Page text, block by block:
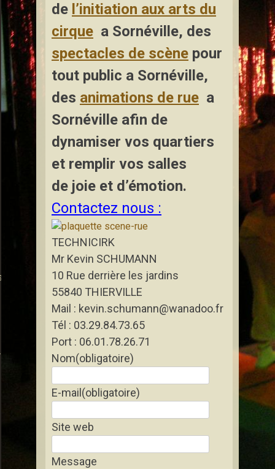
de l’initiation aux arts du
cirque a Sornéville, des
spectacles de scène pour
tout public a Sornéville,
des animations de rue a
Sornéville afin de
dynamiser vos quartiers
et remplir vos salles
de joie et d’émotion.
Contactez nous :
TECHNICIRK
Mr Kevin SCHUMANN
10 Rue derrière les jardins
55840 THIERVILLE
Mail : kevin.schumann@wanadoo.fr
Tél : 03.29.84.73.65
Port : 06.01.78.26.71
Nom(obligatoire)
E-mail (obligatoire)
Site web
Message